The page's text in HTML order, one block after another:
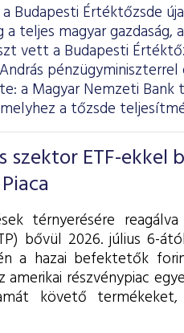
Budapesti Értéktőzsde
teljes magyar
vett a Budapesti
a Magyar Nemzeti
a tőzsde
szektor ETF-ekkel
térnyerésére
bővül 2026. július 6-
a hazai befektetők
részvénypiac
követő